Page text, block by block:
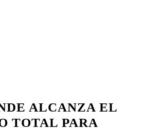
ALCANZA EL
TOTAL PARA